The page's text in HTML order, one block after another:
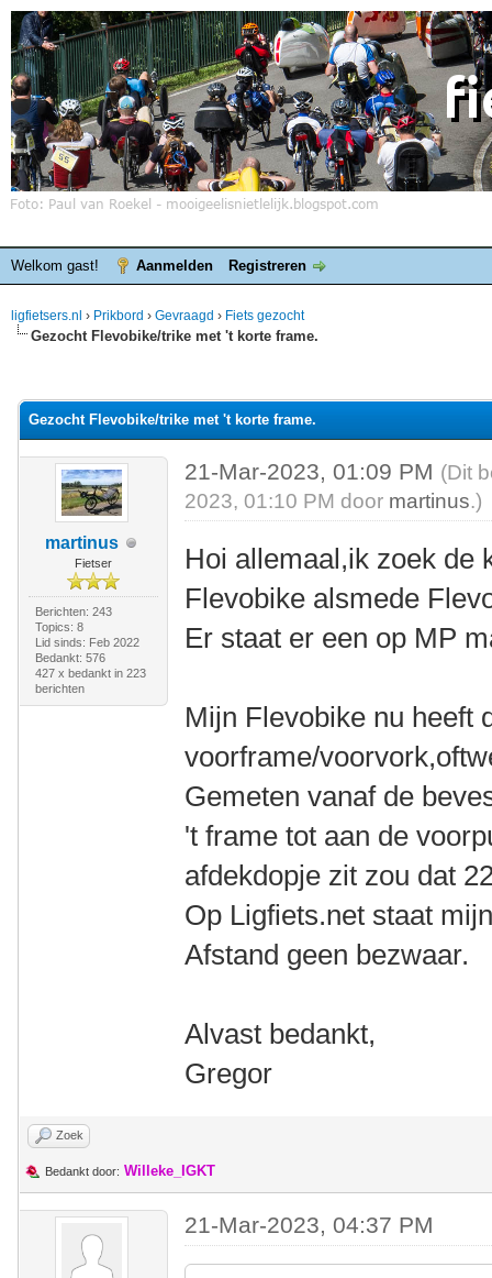
Welkom gast! Aanmelden Registreren
ligfietsers.nl › Prikbord › Gevraagd › Fiets gezocht
Gezocht Flevobike/trike met 't korte frame.
Gezocht Flevobike/trike met 't korte frame.
martinus
Fietser
Berichten: 243
Topics: 8
Lid sinds: Feb 2022
Bedankt: 576
427 x bedankt in 223
berichten
21-Mar-2023, 01:09 PM (Dit
2023, 01:10 PM door martinus.)
Hoi allemaal,ik zoek de
Flevobike alsmede
Er staat er een op MP
Mijn Flevobike nu heeft
voorframe/
Gemeten vanaf de
't frame tot aan de
afdekdopje zit zou dat
Op Ligfiets.net staat
Afstand geen bezwaar.
Alvast bedankt,
Gregor
Zoek
Bedankt door: Willeke_IGKT
21-Mar-2023, 04:37 PM